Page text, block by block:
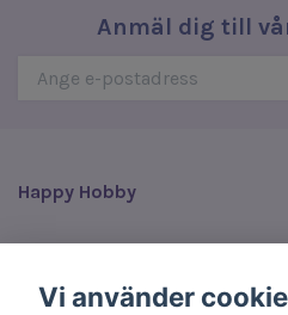
Anmäl dig till
Happy Hobby
Vi använder